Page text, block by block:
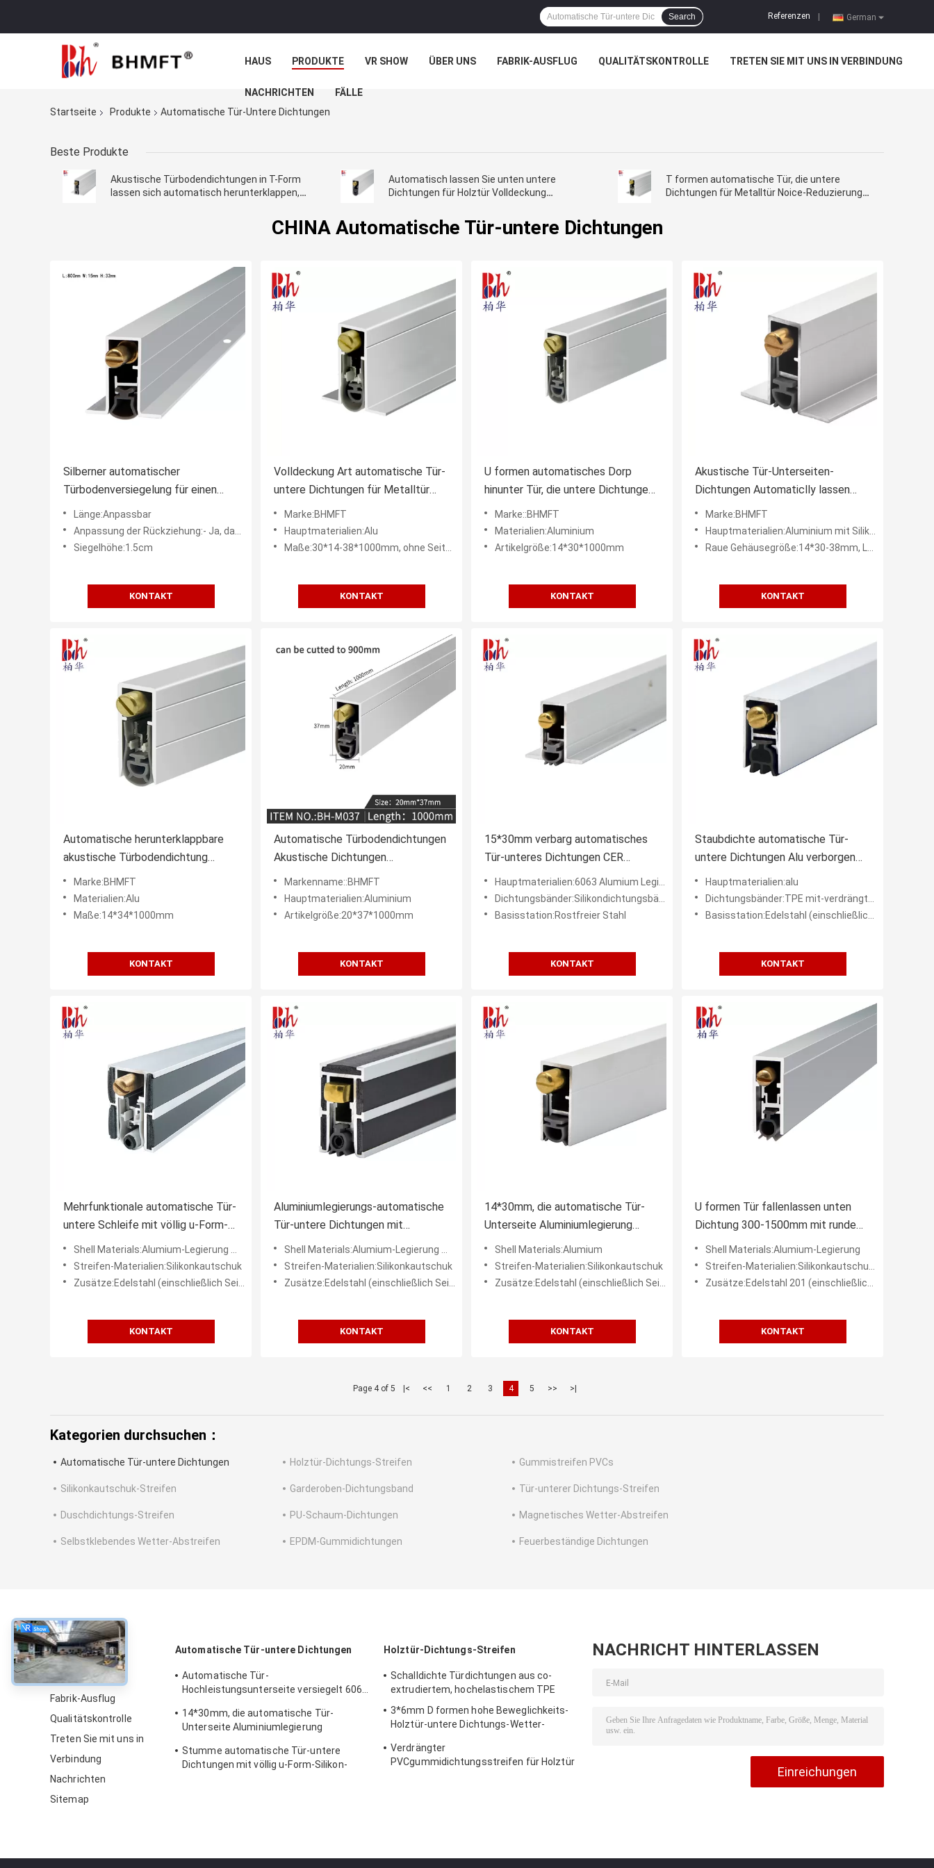
German
Referenzen
Search
HAUS PRODUKTE VR SHOW ÜBER UNS FABRIK-AUSFLUG QUALITÄTSKONTROLLE TRETEN SIE MIT UNS IN VERBINDUNG
NACHRICHTEN
FÄLLE
Startseite
Produkte Automatische Tür-Untere Dichtungen
Beste Produkte
Akustische Türbodendichtungen in T-Form
lassen sich automatisch herunterklappen,
Automatisch lassen Sie unten untere
Dichtungen für Holztür Volldeckung
T formen automatische Tür, die untere
Dichtungen für Metalltür Noice-Reduzierung
CHINA Automatische Tür-untere Dichtungen
Silberner automatischer
Türbodenversiegelung für einen
reibungslosen Betrieb
Länge:Anpassbar
Anpassung der Rückziehung:- Ja, das ist es.
Siegelhöhe:1.5cm
KONTAKT
Volldeckung Art automatische Tür-
untere Dichtungen für Metalltür
akustische Noice-Reduzierung
Marke:BHMFT
Hauptmaterialien:Alu
Maße:30*14-38*1000mm, ohne Seitenplatte und Schrauben
KONTAKT
U formen automatisches Dorp
hinunter Tür, die untere Dichtungen
Gummistreifen Volldeckung
Marke::BHMFT
Materialien:Aluminium
Artikelgröße:14*30*1000mm
KONTAKT
Akustische Tür-Unterseiten-
Dichtungen Automaticlly lassen
unten verborgenes staubdichtes
Weatherstripping 14*30-38mm
fallen
Marke:BHMFT
Hauptmaterialien:Aluminium mit Silikondichtungsbändern
Raue Gehäusegröße:14*30-38mm, Länge 1000mm
KONTAKT
Automatische herunterklappbare
akustische Türbodendichtung
reduziert die Reibung und deckt die
Gummistreifen vollständig ab
Marke:BHMFT
Materialien:Alu
Maße:14*34*1000mm
KONTAKT
Automatische Türbodendichtungen
Akustische Dichtungen
Vollständige Abdeckung
Silikonkautschukstreifen
Geräuschreduziert
Markenname::BHMFT
Hauptmaterialien:Aluminium
Artikelgröße:20*37*1000mm
KONTAKT
15*30mm verbarg automatisches
Tür-unteres Dichtungen CER
soliden Beweis-Dichtungs-Streifen
Hauptmaterialien:6063 Alumium Legierung
Dichtungsbänder:Silikondichtungsbänder
Basisstation:Rostfreier Stahl
KONTAKT
Staubdichte automatische Tür-
untere Dichtungen Alu verborgen
für Haus
Hauptmaterialien:alu
Dichtungsbänder:TPE mit-verdrängte Streifen
Basisstation:Edelstahl (einschließlich Schrauben)
KONTAKT
Mehrfunktionale automatische Tür-
untere Schleife mit völlig u-Form-
Silikon-Streifen
Shell Materials:Alumium-Legierung mit Graphit
Streifen-Materialien:Silikonkautschuk
Zusätze:Edelstahl (einschließlich Seitenplatte und Schrauben)
KONTAKT
Aluminiumlegierungs-automatische
Tür-untere Dichtungen mit
feuerfesten Streifen-Dichtungen
Shell Materials:Alumium-Legierung mit Graphit
Streifen-Materialien:Silikonkautschuk
Zusätze:Edelstahl (einschließlich Seitenplatte und Schrauben)
KONTAKT
14*30mm, die automatische Tür-
Unterseite Aluminiumlegierung
versiegelt, lassen unten Dichtungen
für Notausgänge fallen
Shell Materials:Alumium
Streifen-Materialien:Silikonkautschuk
Zusätze:Edelstahl (einschließlich Seitenplatte und Schrauben)
KONTAKT
U formen Tür fallenlassen unten
Dichtung 300-1500mm mit rundem
goldenem Bolzen
Shell Materials:Alumium-Legierung
Streifen-Materialien:Silikonkautschukdichtungen
Zusätze:Edelstahl 201 (einschließlich Seitenplatte und Schrauben)
KONTAKT
Page 4 of 5 |< << 1 2 3 4 5 >> >|
Kategorien durchsuchen：
Automatische Tür-untere Dichtungen Holztür-Dichtungs-Streifen Gummistreifen PVCs
Silikonkautschuk-Streifen Garderoben-Dichtungsband Tür-unterer Dichtungs-Streifen
Duschdichtungs-Streifen PU-Schaum-Dichtungen Magnetisches Wetter-Abstreifen
Selbstklebendes Wetter-Abstreifen EPDM-Gummidichtungen Feuerbeständige Dichtungen
über
Über uns
Fabrik-Ausflug
Qualitätskontrolle
Treten Sie mit uns in
Verbindung
Nachrichten
Sitemap
Automatische Tür-untere Dichtungen
Automatische Tür-
Hochleistungsunterseite versiegelt 6063,
Weatherstrips
14*30mm, die automatische Tür-
Unterseite Aluminiumlegierung
Notausgänge fallen
Stumme automatische Tür-untere
Dichtungen mit völlig u-Form-Silikon-
Holztür-Dichtungs-Streifen
Schalldichte Türdichtungen aus co-
extrudiertem, hochelastischem TPE
3*6mm D formen hohe Beweglichkeits-
Holztür-untere Dichtungs-Wetter-
Verdrängter
PVCgummidichtungsstreifen für Holztür
NACHRICHT HINTERLASSEN